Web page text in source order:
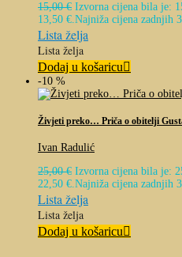
15,00€ Izvorna cijena bila je:
13,50 €.Najniža cijena zadnjih
Lista želja
Lista želja
Dodaj u košaricu
-10 %
Živjeti preko… Priča o obitelji
Ivan Radulić
25,00€ Izvorna cijena bila je:
22,50 €.Najniža cijena zadnjih
Lista želja
Lista želja
Dodaj u košaricu